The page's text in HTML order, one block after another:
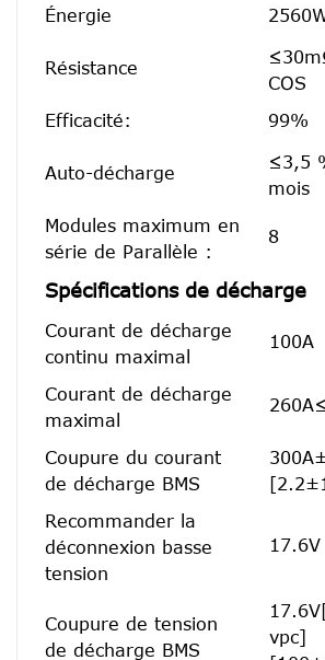
Énergie
Résistance
COS
Efficacité:
99%
Auto-décharge
≤3,5
mois
Modules maximum en
série de Parallèle :
8
Spécifications de décharge
Courant de décharge
continu maximal
100A
Courant de décharge
maximal
Coupure du courant
de décharge BMS
Recommander la
déconnexion basse
tension
17.6V
Coupure de tension
de décharge BMS
vpc]